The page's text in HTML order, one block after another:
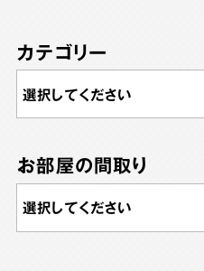
カテゴリー
お部屋の間取り